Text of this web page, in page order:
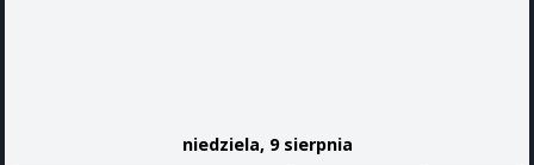
niedziela, 9 sierpnia